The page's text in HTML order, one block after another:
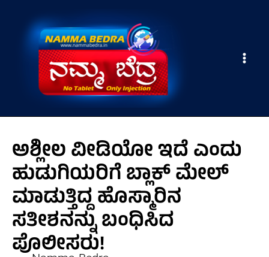
ಅಶ್ಲೀಲ ವೀಡಿಯೋ ಇದೆ ಎಂದು
ಹುಡುಗಿಯರಿಗೆ ಬ್ಲಾಕ್ ಮೇಲ್
ಮಾಡುತ್ತಿದ್ದ ಹೊಸ್ಮಾರಿನ
ಸತೀಶನನ್ನು ಬಂಧಿಸಿದ
ಪೊಲೀಸರು!